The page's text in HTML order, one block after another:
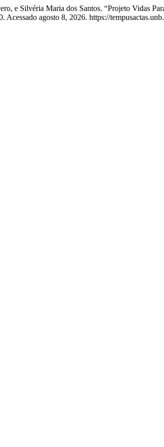
e Silvéria Maria dos Santos. “Projeto Vidas
Acessado agosto 8, 2026. https://